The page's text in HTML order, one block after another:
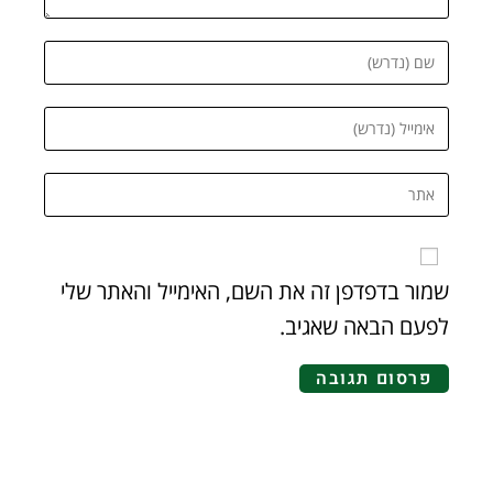
שמור בדפדפן זה את השם, האימייל והאתר שלי
לפעם הבאה שאגיב.